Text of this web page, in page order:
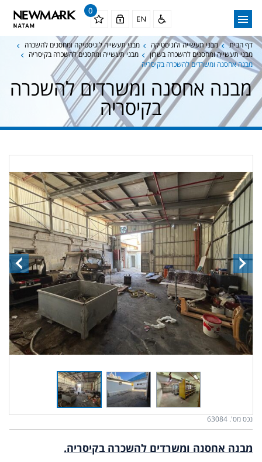
0
דף הבית מבני תעשייה ולוגיסטיקה
מבני תעשייה לוגיסטיקה ומחסנים להשכרה
מבני תעשייה ומחסנים להשכרה בשרון
מבני תעשייה ומחסנים להשכרה בקיסריה
מבנה אחסנה ומשרדים להשכרה בקיסריה
מבנה אחסנה ומשרדים להשכרה
בקיסריה
נכס מס'. 63084
מבנה אחסנה ומשרדים להשכרה בקיסריה.